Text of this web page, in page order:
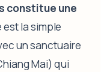
constitue une
la simple
un sanctuaire
Mai) qui